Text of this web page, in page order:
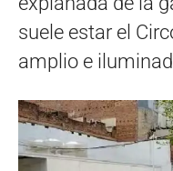
suele estar el
amplio e